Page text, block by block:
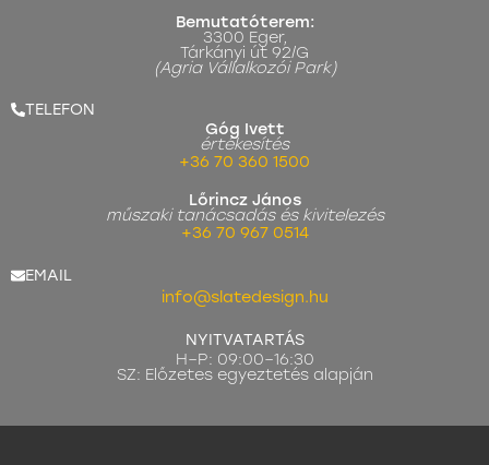
Bemutatóterem:
3300 Eger,
Tárkányi út 92/G
(Agria Vállalkozói Park)
TELEFON
Góg Ivett
értékesítés
+36 70 360 1500
Lőrincz János
műszaki tanácsadás és kivitelezés
+36 70 967 0514
EMAIL
info@slatedesign.hu
NYITVATARTÁS
H–P: 09:00–16:30
SZ: Előzetes egyeztetés alapján